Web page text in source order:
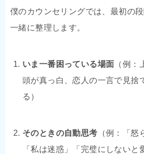
僕のカウンセリングでは、最初の
一緒に整理します。
いま一番困っている場面 （例：
頭が真っ白、恋人の一言で見捨
る）
そのときの自動思考 （例：「怒
「私は迷惑」「完璧にしないと